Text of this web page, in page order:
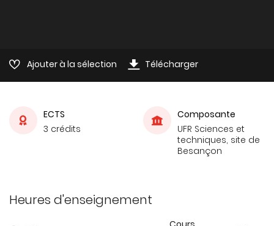
Ajouter à la sélection Télécharger
ECTS
3 crédits
Composante
UFR Sciences et
techniques, site de
Besançon
Heures d'enseignement